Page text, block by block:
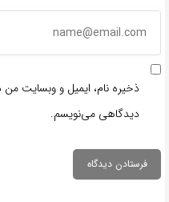
ذخیره نام، ایمیل و وبسایت من
دیدگاهی می‌نویسم.